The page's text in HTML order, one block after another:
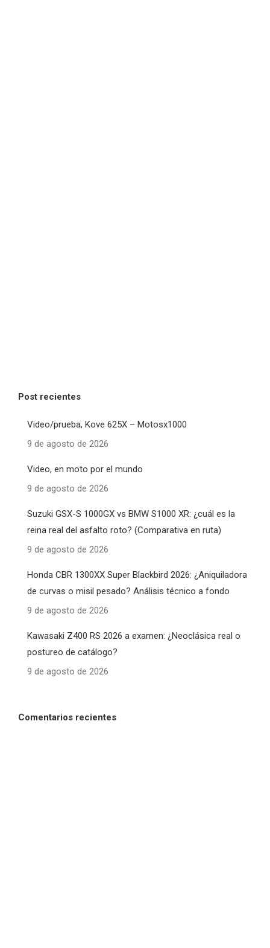
Post recientes
Video/prueba, Kove 625X – Motosx1000
9 de agosto de 2026
Video, en moto por el mundo
9 de agosto de 2026
Suzuki GSX-S 1000GX vs BMW S1000 XR: ¿cuál es la
reina real del asfalto roto? (Comparativa en ruta)
9 de agosto de 2026
Honda CBR 1300XX Super Blackbird 2026: ¿Aniquiladora
de curvas o misil pesado? Análisis técnico a fondo
9 de agosto de 2026
Kawasaki Z400 RS 2026 a examen: ¿Neoclásica real o
postureo de catálogo?
9 de agosto de 2026
Comentarios recientes